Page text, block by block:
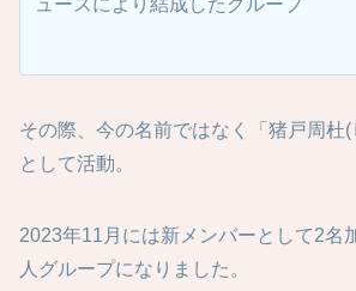
ュースにより結成したグループ
その際、今の名前ではなく「猪戸周杜(
として活動。
2023年11月には新メンバーとして2名
人グループになりました。